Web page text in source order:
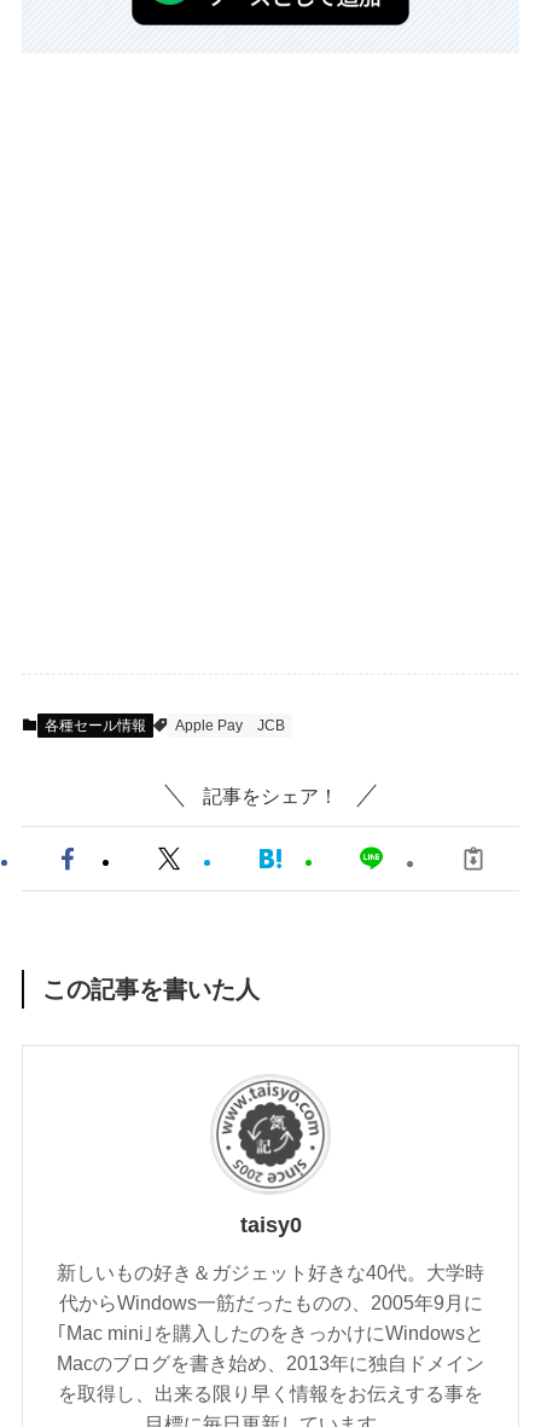
各種セール情報 Apple Pay JCB
記事をシェア！
この記事を書いた人
taisy0
新しいもの好き＆ガジェット好きな40代。大学時
代からWindows一筋だったものの、2005年9月に
｢Mac mini｣を購入したのをきっかけにWindowsと
Macのブログを書き始め、2013年に独自ドメイン
を取得し、出来る限り早く情報をお伝えする事を